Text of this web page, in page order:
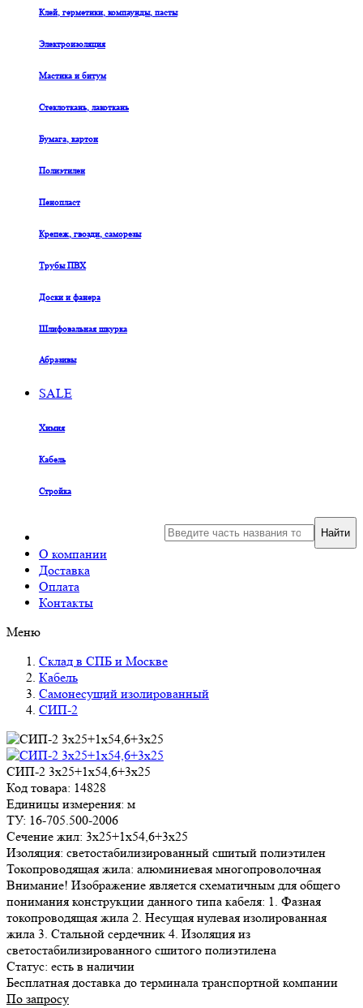
Клей, герметики, компаунды, пасты
Электроизоляция
Мастика и битум
Стеклоткань, лакоткань
Бумага, картон
Полиэтилен
Пенопласт
Крепеж, гвозди, саморезы
Трубы ПВХ
Доски и фанера
Шлифовальная шкурка
Абразивы
SALE
Химия
Кабель
Стройка
О компании
Доставка
Оплата
Контакты
Найти
Меню
Склад в СПБ и Москве
Кабель
Самонесущий изолированный
СИП-2
СИП-2 3х25+1х54,6+3х25
Код товара: 14828
Единицы измерения: м
ТУ: 16-705.500-2006
Сечение жил: 3х25+1х54,6+3х25
Изоляция: светостабилизированный сшитый полиэтилен
Токопроводящая жила: алюминиевая многопроволочная
Внимание! Изображение является схематичным для общего
понимания конструкции данного типа кабеля: 1. Фазная
токопроводящая жила 2. Несущая нулевая изолированная
жила 3. Стальной сердечник 4. Изоляция из
светостабилизированного сшитого полиэтилена
Статус: есть в наличии
Бесплатная доставка до терминала транспортной компании
По запросу